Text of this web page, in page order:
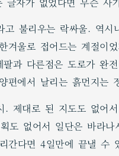
고 불리우는 락싸울. 역
겨울로 접어드는 계절이
과 다른점은 도로가 완
편에서 날리는 흙먼지는
. 제대로 된 지도도 없어
도 없어서 일단은 바라
간다면 4일만에 끝낼 수